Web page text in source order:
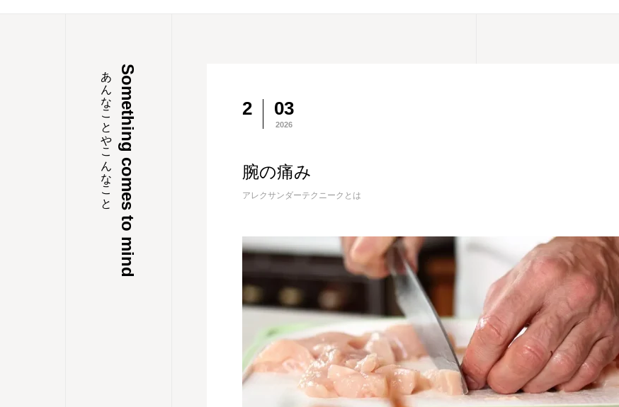
Something comes to mind
あんなことやこんなこと 2 03
2026
腕の痛み
アレクサンダーテクニークとは